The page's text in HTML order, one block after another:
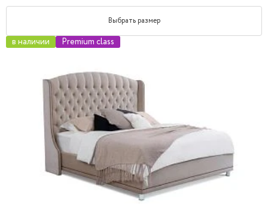
Выбрать размер
в наличии Premium class